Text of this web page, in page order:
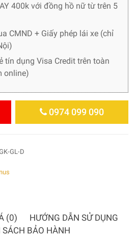
400k với đồng hồ nữ từ trên 5
CMND + Giấy phép lái xe (chỉ
tín dụng Visa Credit trên toàn
online)
0974 099 090
GL-D
(0)
HƯỚNG DẪN SỬ DỤNG
SÁCH BẢO HÀNH